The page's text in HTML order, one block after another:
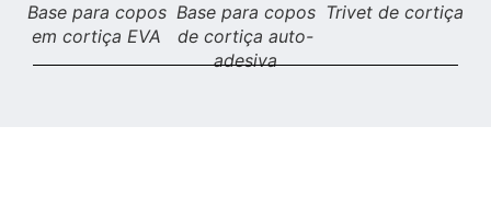
Base para copos
em cortiça EVA
Base para copos
de cortiça auto-
adesiva
Trivet de cortiça